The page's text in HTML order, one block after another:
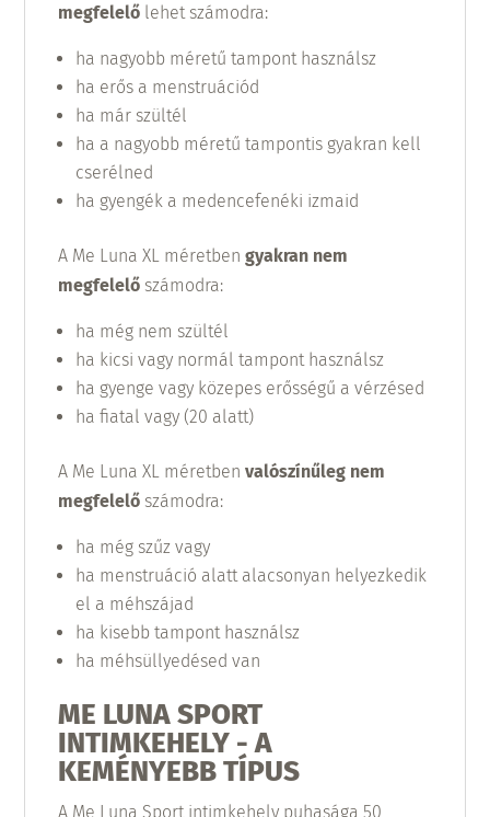
megfelelő lehet számodra:
ha nagyobb méretű tampont használsz
ha erős a menstruációd
ha már szültél
ha a nagyobb méretű tampontis gyakran kell
cserélned
ha gyengék a medencefenéki izmaid
A Me Luna XL méretbengyakran nem
megfelelő számodra:
ha még nem szültél
ha kicsi vagy normál tampont használsz
ha gyenge vagy közepes erősségű a vérzésed
ha fiatal vagy (20 alatt)
A Me Luna XL méretbenvalószínűleg nem
megfelelő számodra:
ha még szűz vagy
ha menstruáció alatt alacsonyan helyezkedik
el a méhszájad
ha kisebb tampont használsz
ha méhsüllyedésed van
ME LUNA SPORT
INTIMKEHELY - A
KEMÉNYEBB TÍPUS
A Me Luna Sport intimkehely puhasága 50